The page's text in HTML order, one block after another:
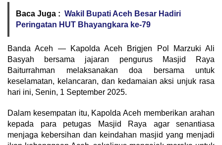
Baca Juga : Wakil Bupati Aceh Besar Hadiri
Peringatan HUT Bhayangkara ke-79
Banda Aceh — Kapolda Aceh Brigjen Pol Marzuki Ali
Basyah bersama jajaran pengurus Masjid Raya
Baiturrahman melaksanakan doa bersama untuk
keselamatan, kelancaran, dan kedamaian aksi unjuk rasa
hari ini, Senin, 1 September 2025.
Dalam kesempatan itu, Kapolda Aceh memberikan arahan
kepada para petugas Masjid Raya agar senantiasa
menjaga kebersihan dan keindahan masjid yang menjadi